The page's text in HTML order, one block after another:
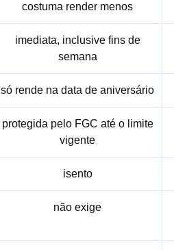
costuma render menos
imediata, inclusive fins de
semana
só rende na data de aniversário
protegida pelo FGC até o limite
vigente
isento
não exige